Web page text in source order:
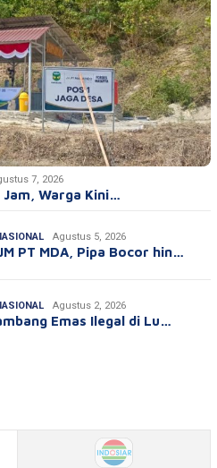
7, 2026
Jam, Warga Kini…
Agustus 5, 2026
PT MDA, Pipa Bocor hin…
Agustus 2, 2026
Emas Ilegal di Lu…